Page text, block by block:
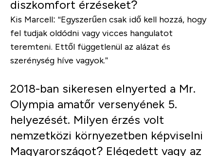
diszkomfort érzéseket?
Kis Marcell: “Egyszerűen csak idő kell hozzá, hogy
fel tudjak oldódni vagy vicces hangulatot
teremteni. Ettől függetlenül az alázat és
szerénység híve vagyok.”
2018-ban sikeresen elnyerted a Mr.
Olympia amatőr versenyének 5.
helyezését. Milyen érzés volt
nemzetközi környezetben képviselni
Magyarországot? Elégedett vagy az